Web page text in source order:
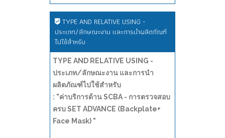
TYPE AND RELATIVE USING -
ประเภท/ลักษณะงาน และการนำผลิตภัณฑ์
ไปใช้สำหรับ
TYPE AND RELATIVE USING -
ประเภท/ลักษณะงาน และการนำ
ผลิตภัณฑ์ไปใช้สำหรับ
: "ค่าบริการด้าน SCBA - การตรวจสอบ
ครบ SET ADVANCE (Backplate+
Face Mask) "